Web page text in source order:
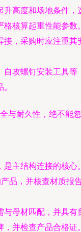
升高度和场地条件，
格核算起重性能参数
接，采购时应注重其
自攻螺钉安装工具等
与耐久性，绝不能忽
是主结构连接的核心
品，并核查材质报
与母材匹配，并具有
，并检查产品合格证